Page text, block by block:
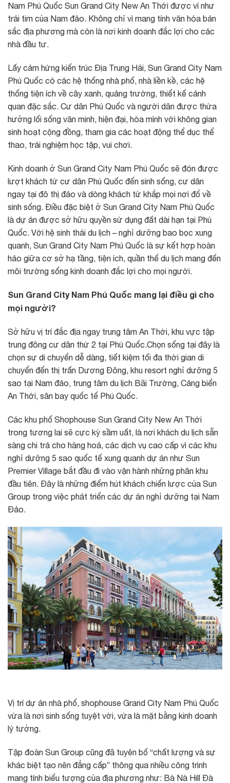
Nam Phú Quốc Sun Grand City New An Thới được ví như
trái tim của Nam đảo. Không chỉ vì mang tính văn hóa bản
sắc địa phương mà còn là nơi kinh doanh đắc lợi cho các
nhà đầu tư.
Lấy cảm hứng kiến trúc Địa Trung Hải, Sun Grand City Nam
Phú Quốc có các hệ thống nhà phố, nhà liền kề, các hệ
thống tiện ích về cây xanh, quảng trường, thiết kế cảnh
quan đặc sắc. Cư dân Phú Quốc và người dân được thừa
hưởng lối sống văn minh, hiện đại, hòa mình với không gian
sinh hoạt cộng đồng, tham gia các hoạt động thể dục thể
thao, trải nghiệm học tập, vui chơi.
Kinh doanh ở Sun Grand City Nam Phú Quốc sẽ đón được
lượt khách từ cư dân Phú Quốc đến sinh sống, cư dân
ngay tại đô thị đảo và dòng khách từ khắp mọi nơi đổ về
sinh sống. Điều đặc biệt ở Sun Grand City Nam Phú Quốc
là dự án được sở hữu quyền sử dụng đất dài hạn tại Phú
Quốc. Với hệ sinh thái du lịch – nghỉ dưỡng bao bọc xung
quanh, Sun Grand City Nam Phú Quốc là sự kết hợp hoàn
hảo giữa cơ sở hạ tầng, tiện ích, quần thể du lịch mang đến
môi trường sống kinh doanh đắc lợi cho mọi người.
Sun Grand City Nam Phú Quốc mang lại điều gì cho
mọi người?
Sở hữu vị trí đắc địa ngay trung tâm An Thới, khu vực tập
trung đông cư dân thứ 2 tại Phú Quốc.Chọn sống tại đây là
chọn sự di chuyển dễ dàng, tiết kiệm tối đa thời gian di
chuyển đến thị trấn Dương Đông, khu resort nghỉ dưỡng 5
sao tại Nam đảo, trung tâm du lịch Bãi Trường, Cảng biển
An Thới, sân bay quốc tế Phú Quốc.
Các khu phố Shophouse Sun Grand City New An Thới
trong tương lai sẽ cực kỳ sầm uất, là nơi khách du lịch sẵn
sàng chi trả cho hàng hoá, các dịch vụ cao cấp vì các khu
nghỉ dưỡng 5 sao quốc tế xung quanh dự án như Sun
Premier Village bắt đầu đi vào vận hành những phân khu
đầu tiên. Đây là những điểm hút khách chiến lược của Sun
Group trong việc phát triển các dự án nghỉ dưỡng tại Nam
Đảo.
Vị trí dự án nhà phố, shophouse Grand City Nam Phú Quốc
vừa là nơi sinh sống tuyệt vời, vừa là mặt bằng kinh doanh
lý tưởng.
Tập đoàn Sun Group cũng đã tuyên bố “chất lượng và sự
khác biệt tạo nên đẳng cấp” thông qua nhiều công trình
mang tính biểu tượng của địa phương như: Bà Nà Hill Đà